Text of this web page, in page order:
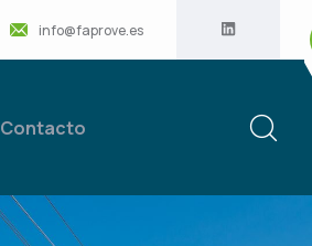
info@faprove.es
Contacto